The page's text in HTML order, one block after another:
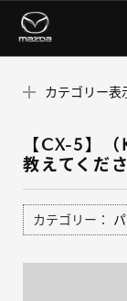
カテゴリー表
【CX-5】
教えてくだ
カテゴリー：